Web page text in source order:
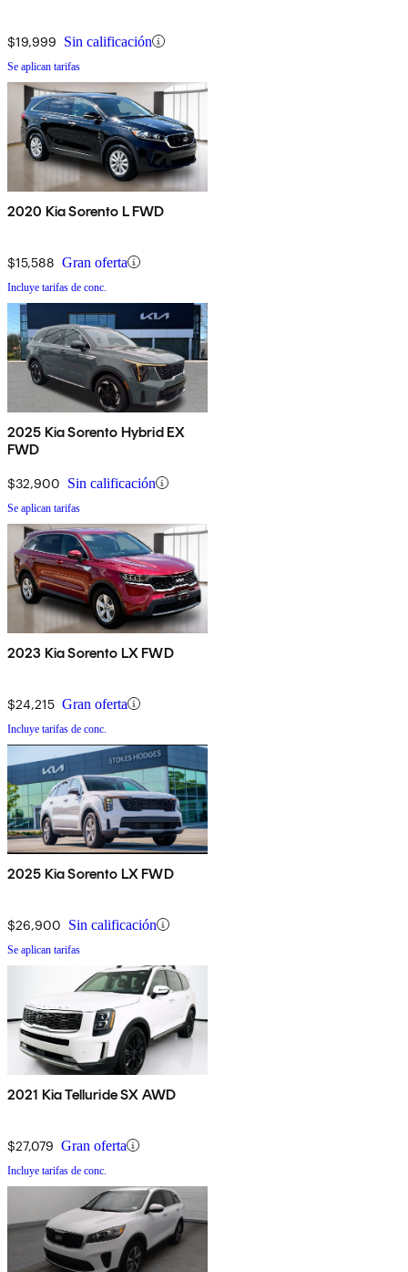
$19,999 Sin calificación
Se aplican tarifas
2020 Kia Sorento L FWD
$15,588 Gran oferta
Incluye tarifas de conc.
2025 Kia Sorento Hybrid EX
FWD
$32,900 Sin calificación
Se aplican tarifas
2023 Kia Sorento LX FWD
$24,215 Gran oferta
Incluye tarifas de conc.
2025 Kia Sorento LX FWD
$26,900 Sin calificación
Se aplican tarifas
2021 Kia Telluride SX AWD
$27,079 Gran oferta
Incluye tarifas de conc.